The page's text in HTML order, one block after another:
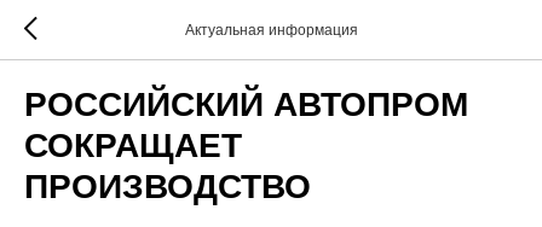
Актуальная информация
РОССИЙСКИЙ АВТОПРОМ
СОКРАЩАЕТ
ПРОИЗВОДСТВО